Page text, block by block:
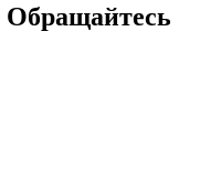
Обращайтесь